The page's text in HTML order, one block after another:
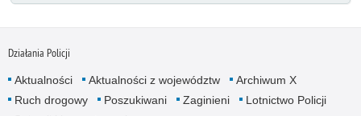
Działania Policji
Aktualności Aktualności z województw
Archiwum X
Ruch drogowy
Poszukiwani Zaginieni
Lotnictwo Policji